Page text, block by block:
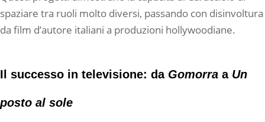
spaziare tra ruoli molto diversi, passando con disinvoltura
da film d’autore italiani a produzioni hollywoodiane.
Il successo in televisione: da Gomorra a Un
posto al sole